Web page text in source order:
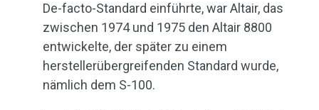
De-facto-Standard einführte, war Altair, das
zwischen 1974 und 1975 den Altair 8800
entwickelte, der später zu einem
herstellerübergreifenden Standard wurde,
nämlich dem S-100.